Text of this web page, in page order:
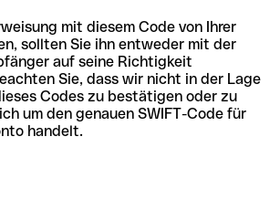
mit diesem Code von Ihrer
sollten Sie ihn entweder mit der
auf seine Richtigkeit
Sie, dass wir nicht in der Lage
Codes zu bestätigen oder zu
um den genauen SWIFT-Code für
handelt.